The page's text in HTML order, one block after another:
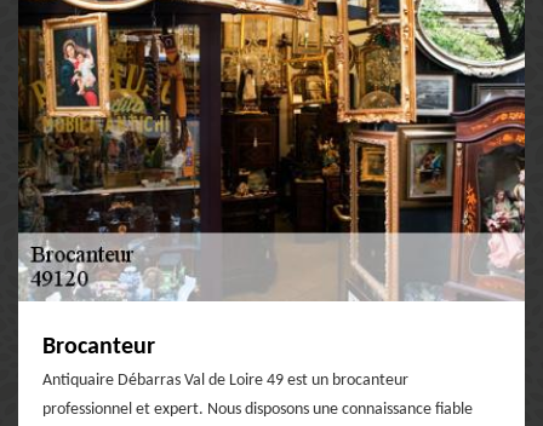
Brocanteur
Antiquaire Débarras Val de Loire 49 est un brocanteur
professionnel et expert. Nous disposons une connaissance fiable